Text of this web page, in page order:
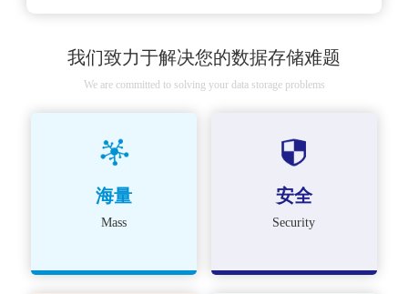
我们致力于解决您的数据存储难题
We are committed to solving your data storage problems
海量
Mass
安全
Security